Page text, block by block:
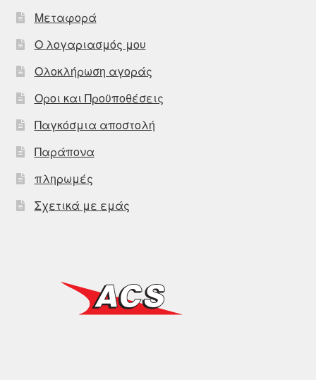
Μεταφορά
Ο λογαριασμός μου
Ολοκλήρωση αγοράς
Οροι και Προϋποθέσεις
Παγκόσμια αποστολή
Παράπονα
πληρωμές
Σχετικά με εμάς